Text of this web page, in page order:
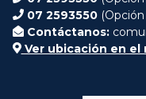
07 2593550
Contáctanos:
Ver ubicación en el